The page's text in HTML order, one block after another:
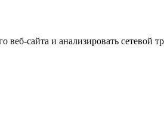
сайта и анализировать сетевой